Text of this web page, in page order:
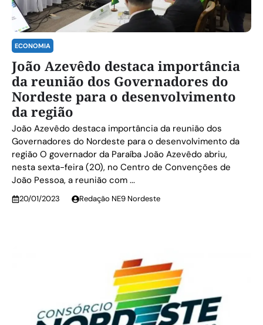
ECONOMIA
João Azevêdo destaca importância
da reunião dos Governadores do
Nordeste para o desenvolvimento
da região
João Azevêdo destaca importância da reunião dos
Governadores do Nordeste para o desenvolvimento da
região O governador da Paraíba João Azevêdo abriu,
nesta sexta-feira (20), no Centro de Convenções de
João Pessoa, a reunião com ...
20/01/2023 Redação NE9 Nordeste